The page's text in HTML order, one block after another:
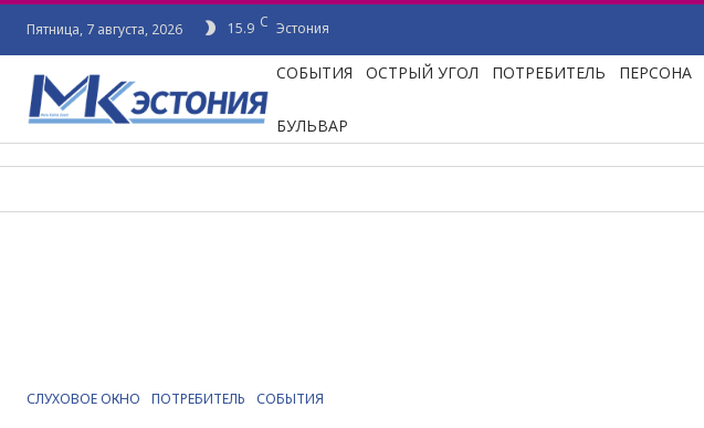
Пятница, 7 августа, 2026 15.9 C Эстония
СОБЫТИЯ ОСТРЫЙ УГОЛ ПОТРЕБИТЕЛЬ ПЕРСОНА
БУЛЬВАР
СЛУХОВОЕ ОКНО ПОТРЕБИТЕЛЬ СОБЫТИЯ